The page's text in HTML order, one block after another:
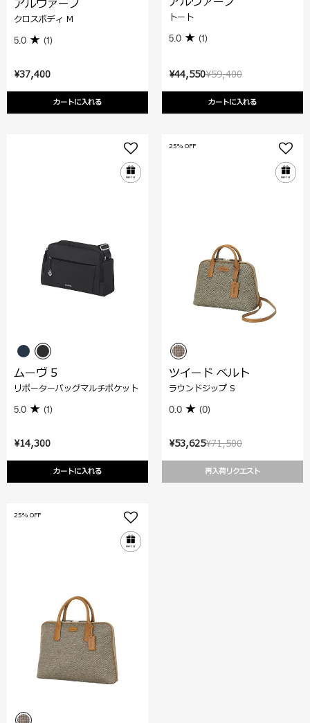
¥37,400
カートに入れる
アルヴァーノ
クロスボディ M
5.0 (1)
¥59,400
¥44,550
カートに入れる
トート
5.0 (1)
¥14,300
カートに入れる
ムーヴ 5
リポーターバッグマルチポケット
5.0 (1)
¥71,500
¥53,625
再入荷リクエスト
25% OFF
ツイード ベルト
ラウンドジップ S
0.0 (0)
25% OFF